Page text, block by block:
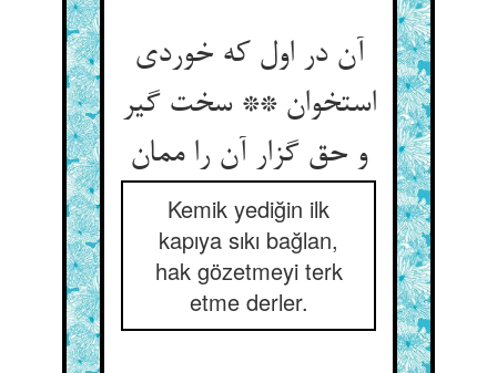
آن در اول که خوردی
استخوان ** سخت گیر
و حق گزار آن را ممان
Kemik yediğin ilk
kapıya sıkı bağlan,
hak gözetmeyi terk
etme derler.